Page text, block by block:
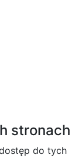
stronach
do tych